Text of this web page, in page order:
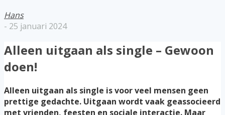
Hans
- 25 januari 2024
Alleen uitgaan als single – Gewoon
doen!
Alleen uitgaan als single is voor veel mensen geen
prettige gedachte. Uitgaan wordt vaak geassocieerd
met vrienden, feesten en sociale interactie. Maar